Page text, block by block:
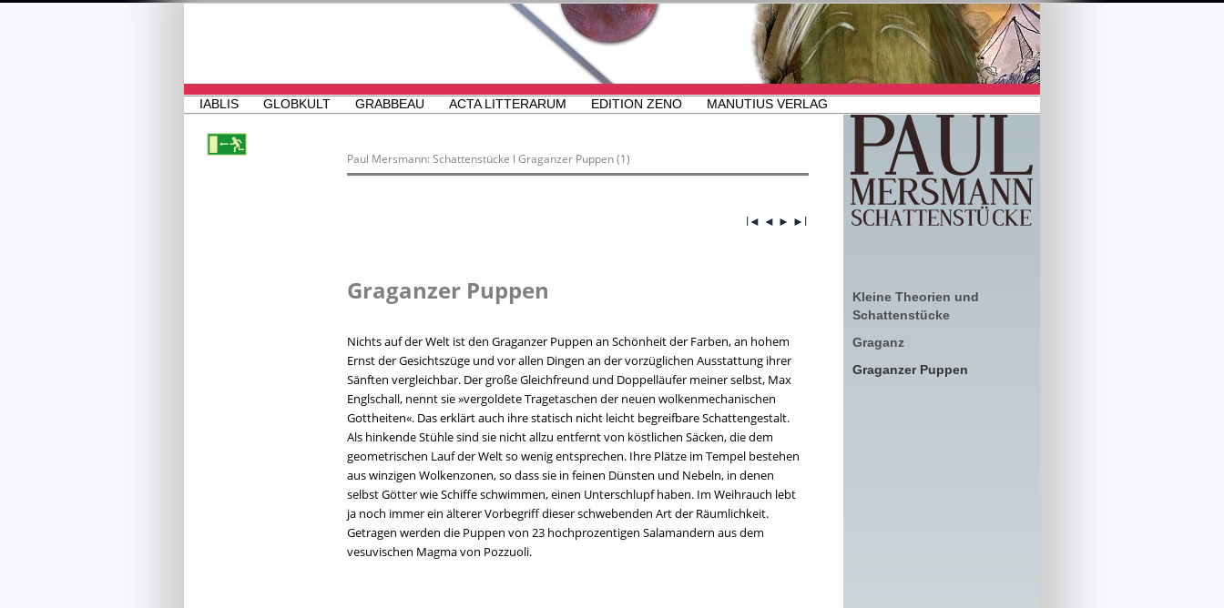
IABLIS GLOBKULT GRABBEAU ACTA LITTERARUM EDITION ZENO MANUTIUS VERLAG
Paul Mersmann: Schattenstücke l Graganzer Puppen (1)
l◄ ◄ ► ►l
Graganzer Puppen
Nichts auf der Welt ist den Graganzer Puppen an Schönheit der Farben, an hohem
Ernst der Gesichtszüge und vor allen Dingen an der vorzüglichen Ausstattung ihrer
Sänften vergleichbar. Der große Gleichfreund und Doppelläufer meiner selbst, Max
Englschall, nennt sie »vergoldete Tragetaschen der neuen wolkenmechanischen
Gottheiten«. Das erklärt auch ihre statisch nicht leicht begreifbare Schattengestalt.
Als hinkende Stühle sind sie nicht allzu entfernt von köstlichen Säcken, die dem
geometrischen Lauf der Welt so wenig entsprechen. Ihre Plätze im Tempel bestehen
aus winzigen Wolkenzonen, so dass sie in feinen Dünsten und Nebeln, in denen
selbst Götter wie Schiffe schwimmen, einen Unterschlupf haben. Im Weihrauch lebt
ja noch immer ein älterer Vorbegriff dieser schwebenden Art der Räumlichkeit.
Getragen werden die Puppen von 23 hochprozentigen Salamandern aus dem
vesuvischen Magma von Pozzuoli.
Kleine Theorien und
Schattenstücke
Graganz
Graganzer Puppen